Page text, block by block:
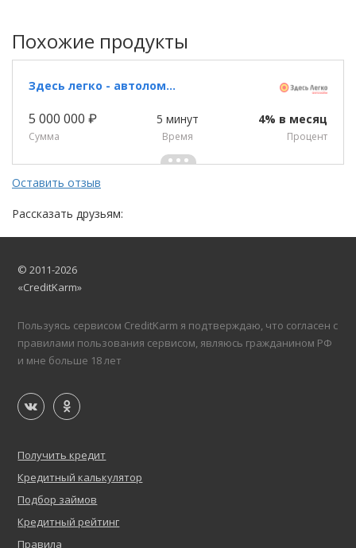
Похожие продукты
Здесь легко - автоломбард
5 000 000 ₽
Сумма
5 минут
Время
4% в месяц
Процент
Оставить отзыв
Рассказать друзьям:
© 2011-2026
«CreditKarm»
Пользуясь сервисом CreditKarm я подтверждаю, что согласен с
правилами пользования сервисом, являюсь гражданином РФ
и мне больше 18 лет
Получить кредит
Кредитный калькулятор
Подбор займов
Кредитный рейтинг
Правила